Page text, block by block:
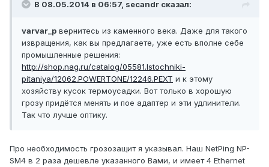
В 08.05.2014 в 06:57, secandr сказал:
varvar_p вернитесь из каменного века. Даже для такого
извращения, как вы предлагаете, уже есть вполне себе
промышленные решения:
http://shop.nag.ru/catalog/05581.Istochniki-
pitaniya/12062.POWERTONE/12246.PEXT и к этому
хозяйству кусок термоусадки. Вот только в хорошую
грозу придётся менять и пое адаптер и эти удлинители.
Так что лучше оптику.
Про необходимость грозозащит я указывал. Наш NetPing NP-
SM4 в 2 раза дешевле указанного Вами, и имеет 4 Ethernet